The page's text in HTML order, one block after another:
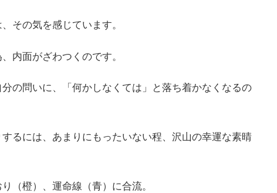
その気を感じています。
内面がざわつくのです。
の問いに、「何かしなくては」と落ち着かなくなるの
るには、あまりにもったいない程、沢山の幸運な素晴
（橙）、運命線（青）に合流。